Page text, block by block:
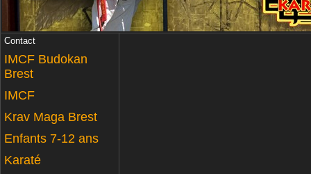
Contact
IMCF Budokan
Brest
IMCF
Krav Maga Brest
Enfants 7-12 ans
Karaté